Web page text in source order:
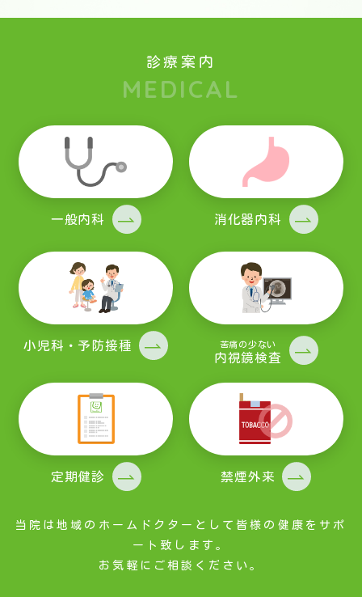
診療案内
MEDICAL
一般内科 消化器内科
小児科・予防接種 苦痛の少ない
内視鏡検査
定期健診 禁煙外来
当院は地域のホームドクターとして皆様の健康をサポ
ート致します。
お気軽にご相談ください。